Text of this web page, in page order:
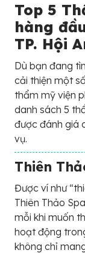
Top 5
hàng
TP. Hội
Dù bạn đang
cải thiện một
thẩm mỹ viện
danh sách 5
được đánh giá
vụ.
Thiên
Được ví như
Thiên Thảo
mỗi khi muốn
hoạt động
không chỉ